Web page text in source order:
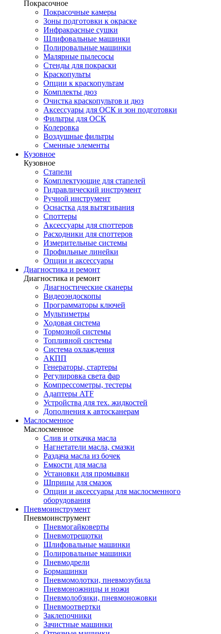
Покрасочное
Покрасочные камеры
Зоны подготовки к окраске
Инфракрасные сушки
Шлифовальные машинки
Полировальные машинки
Малярные пылесосы
Стенды для покраски
Краскопульты
Опции к краскопультам
Комплекты дюз
Очистка краскопультов и дюз
Аксессуары для ОСК и зон подготовки
Фильтры для ОСК
Колеровка
Воздушные фильтры
Сменные элементы
Кузовное
Кузовное
Стапели
Комплектующие для стапелей
Гидравлический инструмент
Ручной инструмент
Оснастка для вытягивания
Споттеры
Аксессуары для споттеров
Расходники для споттеров
Измерительные системы
Профильные линейки
Опции и аксессуары
Диагностика и ремонт
Диагностика и ремонт
Диагностические сканеры
Видеоэндоскопы
Программаторы ключей
Мультиметры
Ходовая система
Тормозной системы
Топливной системы
Система охлаждения
АКПП
Генераторы, стартеры
Регулировка света фар
Компрессометры, тестеры
Адаптеры ATF
Устройства для тех. жидкостей
Дополнения к автосканерам
Маслосменное
Маслосменное
Слив и откачка масла
Нагнетатели масла, смазки
Раздача масла из бочек
Емкости для масла
Установки для промывки
Шприцы для смазок
Опции и аксессуары для маслосменного
оборудования
Пневмоинструмент
Пневмоинструмент
Пневмогайковерты
Пневмотрещотки
Шлифовальные машинки
Полировальные машинки
Пневмодрели
Бормашинки
Пневмомолотки, пневмозубила
Пневмоножницы и ножи
Пневмолобзики, пневмоножовки
Пневмоотвертки
Заклепочники
Зачистные машинки